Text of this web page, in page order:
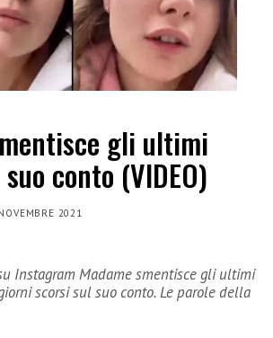
gli ultimi
conto (VIDEO)
2021
Instagram Madame smentisce gli ultimi
scorsi sul suo conto. Le parole della